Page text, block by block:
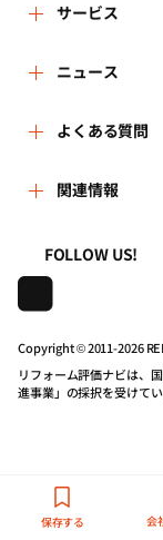
保存する 会
リフォーム評価ナ
運営体制
はじめての方へ
事務局へのお問い
地域の相談窓口
リフォーム会社一
住宅関連機関リ
サービス
リフォーム会社を
リフォーム事例を
リフォームを相談
リフォームを学ぶ
動画で学べるリ
マイページの活用
ニュース
新着情報
講習会・セミナー
連携機関・企業
よくある質問
よくある質問
利用規約
プライバシーポリ
動作推奨環境に
リンクポリシー
関連情報
一般財団法人
株式会社日本
FOLLOW US!
Copyright © 2011-2026
リフォーム評価ナビは、
進事業」の採択を受けて